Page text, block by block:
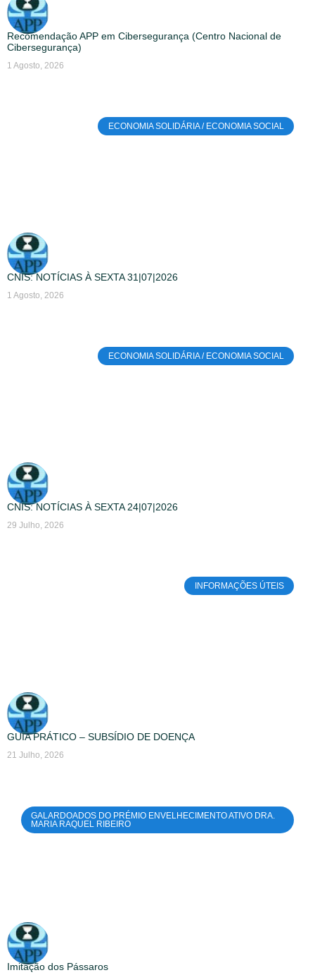
Recomendação APP em Cibersegurança (Centro Nacional de
Cibersegurança)
1 Agosto, 2026
ECONOMIA SOLIDÁRIA / ECONOMIA SOCIAL
CNIS: NOTÍCIAS À SEXTA 31|07|2026
1 Agosto, 2026
ECONOMIA SOLIDÁRIA / ECONOMIA SOCIAL
CNIS: NOTÍCIAS À SEXTA 24|07|2026
29 Julho, 2026
INFORMAÇÕES ÚTEIS
GUIA PRÁTICO – SUBSÍDIO DE DOENÇA
21 Julho, 2026
GALARDOADOS DO PRÉMIO ENVELHECIMENTO ATIVO DRA.
MARIA RAQUEL RIBEIRO
Imitação dos Pássaros